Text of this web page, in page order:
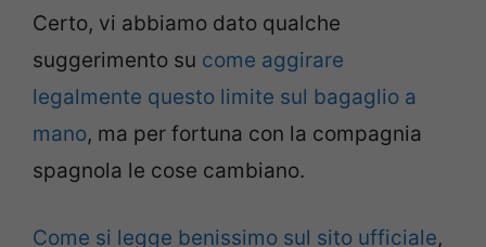
Certo, vi abbiamo dato qualche
suggerimento su come aggirare
legalmente questo limite sul bagaglio a
mano, ma per fortuna con la compagnia
spagnola le cose cambiano.
Come si legge benissimo sul sito ufficiale,